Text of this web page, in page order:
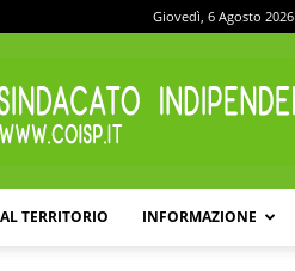
Giovedì, 6 Agosto 2026
TERRITORIO INFORMAZIONE